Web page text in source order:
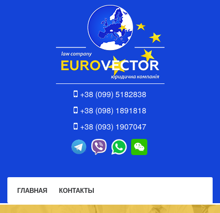
+38 (099) 5182838
+38 (098) 1891818
+38 (093) 1907047
ГЛАВНАЯ КОНТАКТЫ